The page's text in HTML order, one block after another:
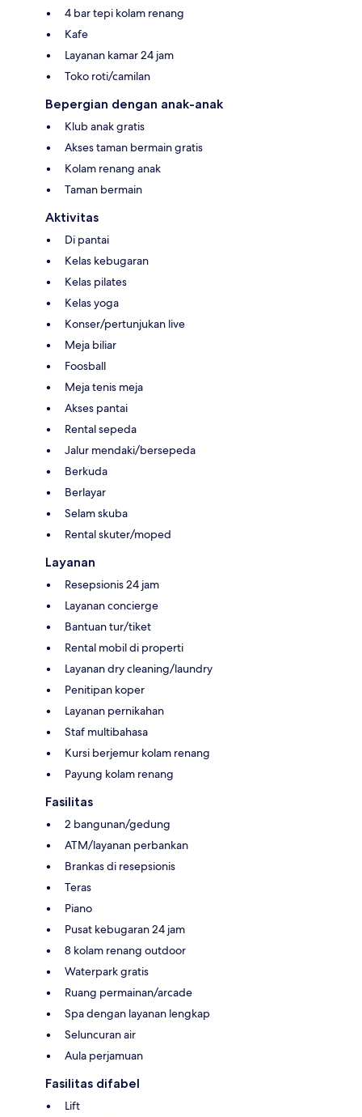
4 bar tepi kolam renang
Kafe
Layanan kamar 24 jam
Toko roti/camilan
Bepergian dengan anak-anak
Klub anak gratis
Akses taman bermain gratis
Kolam renang anak
Taman bermain
Aktivitas
Di pantai
Kelas kebugaran
Kelas pilates
Kelas yoga
Konser/pertunjukan live
Meja biliar
Foosball
Meja tenis meja
Akses pantai
Rental sepeda
Jalur mendaki/bersepeda
Berkuda
Berlayar
Selam skuba
Rental skuter/moped
Layanan
Resepsionis 24 jam
Layanan concierge
Bantuan tur/tiket
Rental mobil di properti
Layanan dry cleaning/laundry
Penitipan koper
Layanan pernikahan
Staf multibahasa
Kursi berjemur kolam renang
Payung kolam renang
Fasilitas
2 bangunan/gedung
ATM/layanan perbankan
Brankas di resepsionis
Teras
Piano
Pusat kebugaran 24 jam
8 kolam renang outdoor
Waterpark gratis
Ruang permainan/arcade
Spa dengan layanan lengkap
Seluncuran air
Aula perjamuan
Fasilitas difabel
Lift